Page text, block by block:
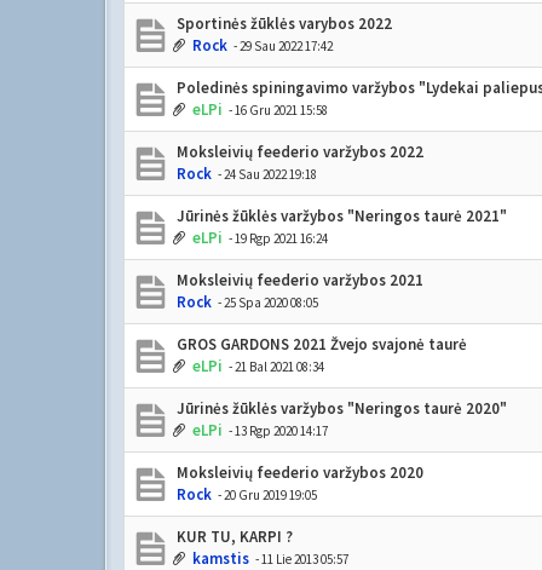
Sportinės žūklės varybos 2022
Rock - 29 Sau 2022 17:42
Poledinės spiningavimo varžybos "Lydekai
eLPi - 16 Gru 2021 15:58
Moksleivių feederio varžybos 2022
Rock - 24 Sau 2022 19:18
Jūrinės žūklės varžybos "Neringos taurė 2021"
eLPi - 19 Rgp 2021 16:24
Moksleivių feederio varžybos 2021
Rock - 25 Spa 2020 08:05
GROS GARDONS 2021 Žvejo svajonė taurė
eLPi - 21 Bal 2021 08:34
Jūrinės žūklės varžybos "Neringos taurė 2020"
eLPi - 13 Rgp 2020 14:17
Moksleivių feederio varžybos 2020
Rock - 20 Gru 2019 19:05
KUR TU, KARPI ?
kamstis - 11 Lie 2013 05:57